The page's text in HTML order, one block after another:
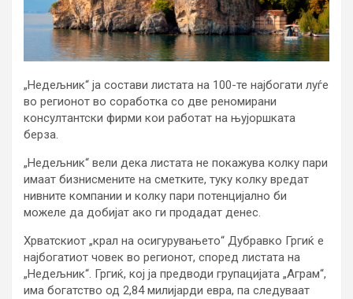
„Недељник“ ја состави листата на 100-те најбогати луѓе
во регионот во соработка со две реномирани
консултантски фирми кои работат на њујоршката
берза.
„Недељник“ вели дека листата не покажува колку пари
имаат бизнисмените на сметките, туку колку вредат
нивните компании и колку пари потенцијално би
можеле да добијат ако ги продадат денес.
Хрватскиот „крал на осигурувањето“ Дубравко Гргиќ е
најбогатиот човек во регионот, според листата на
„Недељник“. Гргиќ, кој ја предводи групацијата „Аграм“,
има богатство од 2,84 милијарди евра, па следуваат